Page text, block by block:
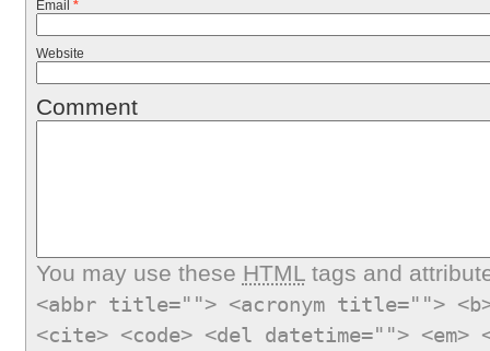
Email *
Website
Comment
You may use these HTMLtags and
<abbr title=""> <acronym title="">
<cite> <code> <del datetime="">